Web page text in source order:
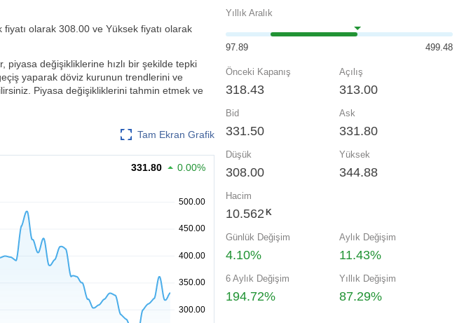
olarak 308.00 ve Yüksek fiyatı olarak
piyasa değişikliklerine hızlı bir şekilde tepki
yaparak döviz kurunun trendlerini ve
Piyasa değişikliklerini tahmin etmek ve
Tam Ekran Grafik
331.80 0.00%
Yıllık Aralık
97.89 499.48
Önceki Kapanış
318.43
Açılış
313.00
Bid
331.50
Ask
331.80
Düşük
308.00
Yüksek
344.88
Hacim
10.562 K
Günlük Değişim
4.10%
Aylık Değişim
11.43%
6 Aylık Değişim
194.72%
Yıllık Değişim
87.29%